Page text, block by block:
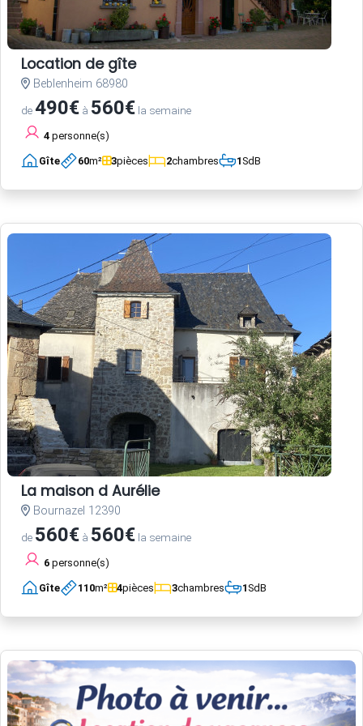
Location de gîte
Beblenheim 68980
de490€ à 560€ la semaine
4 personne(s)
Gîte 60m² 3pièces 2chambres 1SdB
La maison d Aurélie
Bournazel 12390
de 560€ à 560€ la semaine
6 personne(s)
Gîte 110m² 4pièces 3chambres 1SdB